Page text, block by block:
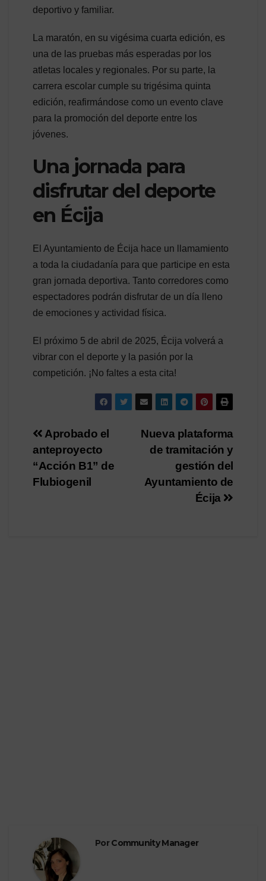
deportivo y familiar.
La maratón, en su vigésima cuarta edición, es
una de las pruebas más esperadas por los
atletas locales y regionales. Por su parte, la
carrera escolar cumple su trigésima quinta
edición, reafirmándose como un evento clave
para la promoción del deporte entre los
jóvenes.
Una jornada para
disfrutar del deporte
en Écija
El Ayuntamiento de Écija hace un llamamiento
a toda la ciudadanía para que participe en esta
gran jornada deportiva. Tanto corredores como
espectadores podrán disfrutar de un día lleno
de emociones y actividad física.
El próximo 5 de abril de 2025, Écija volverá a
vibrar con el deporte y la pasión por la
competición. ¡No faltes a esta cita!
Navegación
de
entradas
Nueva plataforma
de tramitación y
gestión del
Ayuntamiento de
Écija
Aprobado el
anteproyecto
“Acción B1” de
Flubiogenil
PorCommunity Manager